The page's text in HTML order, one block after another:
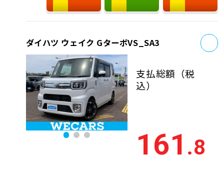
ダイハツ ウェイク GターボVS_SA3
支払総額 （税
込）
161 .8